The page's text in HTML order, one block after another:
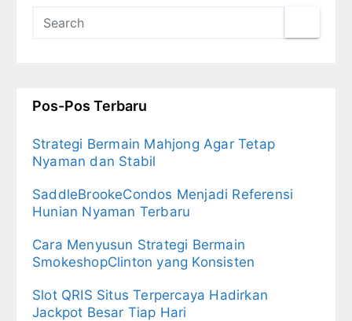
Pos-Pos Terbaru
Strategi Bermain Mahjong Agar Tetap
Nyaman dan Stabil
SaddleBrookeCondos Menjadi Referensi
Hunian Nyaman Terbaru
Cara Menyusun Strategi Bermain
SmokeshopClinton yang Konsisten
Slot QRIS Situs Terpercaya Hadirkan
Jackpot Besar Tiap Hari